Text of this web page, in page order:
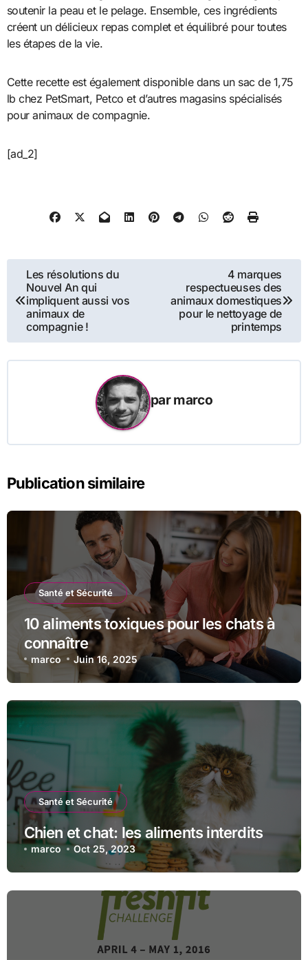
soutenir la peau et le pelage. Ensemble, ces ingrédients
créent un délicieux repas complet et équilibré pour toutes
les étapes de la vie.
Cette recette est également disponible dans un sac de 1,75
lb chez PetSmart, Petco et d’autres magasins spécialisés
pour animaux de compagnie.
[ad_2]
Navigation
de
l’article
Les résolutions du
Nouvel An qui
impliquent aussi vos
animaux de
compagnie !
4 marques
respectueuses des
animaux domestiques
pour le nettoyage de
printemps
parmarco
Publication similaire
Santé et Sécurité
10 aliments toxiques pour les chats à
connaître
marco Juin 16, 2025
Santé et Sécurité
Chien et chat: les aliments interdits
marco Oct 25, 2023